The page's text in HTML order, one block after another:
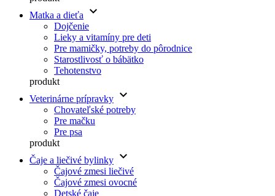
Matka a dieťa
keyboard_arrow_down
Dojčenie
Lieky a vitamíny pre deti
Pre mamičky, potreby do pôrodnice
Starostlivosť o bábätko
Tehotenstvo
produkt
Veterinárne prípravky keyboard_arrow_down
Chovateľské potreby
Pre mačku
Pre psa
produkt
Čaje a liečivé bylinky keyboard_arrow_down
Čajové zmesi liečivé
Čajové zmesi ovocné
Detské čaje